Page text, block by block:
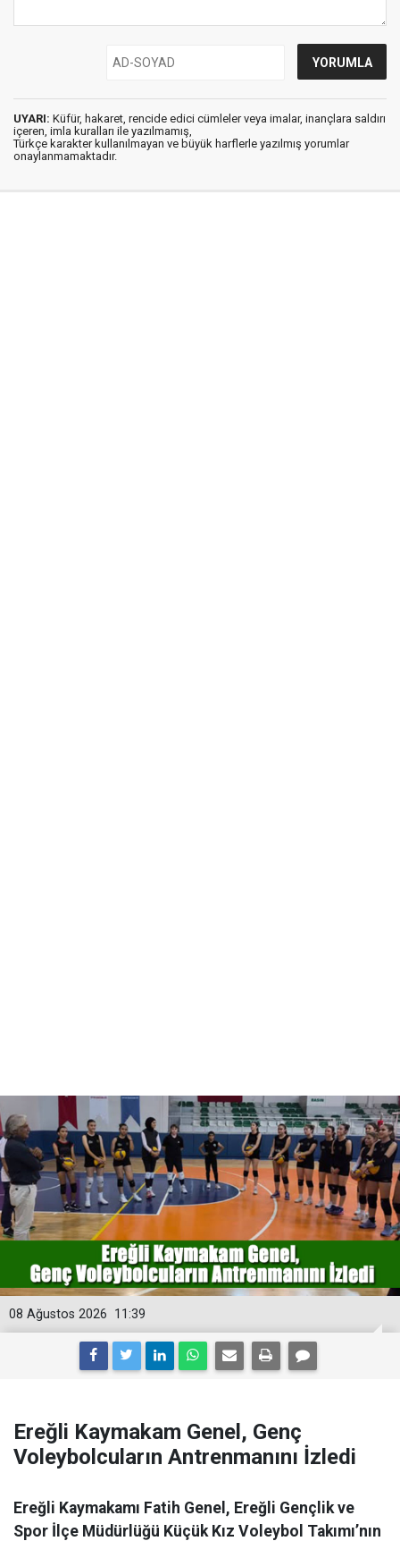
UYARI: Küfür, hakaret, rencide edici cümleler veya imalar, inançlara saldırı
içeren, imla kuralları ile yazılmamış,
Türkçe karakter kullanılmayan ve büyük harflerle yazılmış yorumlar
onaylanmamaktadır.
11:39
08 Ağustos 2026
Ereğli Kaymakam Genel, Genç
Voleybolcuların Antrenmanını İzledi
Ereğli Kaymakamı Fatih Genel, Ereğli Gençlik ve
Spor İlçe Müdürlüğü Küçük Kız Voleybol Takımı’nın